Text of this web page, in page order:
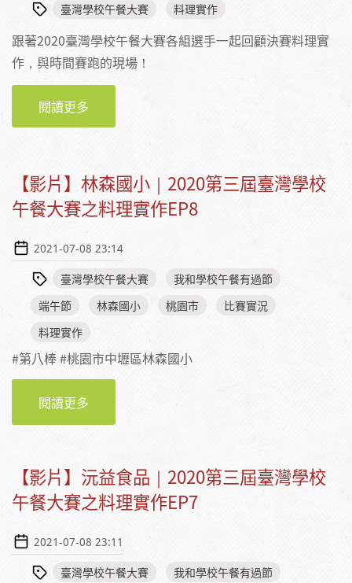
臺灣學校午餐大賽 料理實作
跟著2020臺灣學校午餐大賽各組選手一起回顧決賽料理實
作，與時間賽跑的現場！
閱讀更多
實作集錦
【影片】林森國小｜2020第三屆臺灣學校
午餐大賽之料理實作EP8
2021-07-08 23:14
臺灣學校午餐大賽
我和學校午餐有過節
端午節
林森國小 桃園市
比賽實況
料理實作
#第八棒 #桃園市中壢區林森國小
閱讀更多
大賽之料理實作EP8
【影片】沅益食品｜2020第三屆臺灣學校
午餐大賽之料理實作EP7
2021-07-08 23:11
臺灣學校午餐大賽 我和學校午餐有過節